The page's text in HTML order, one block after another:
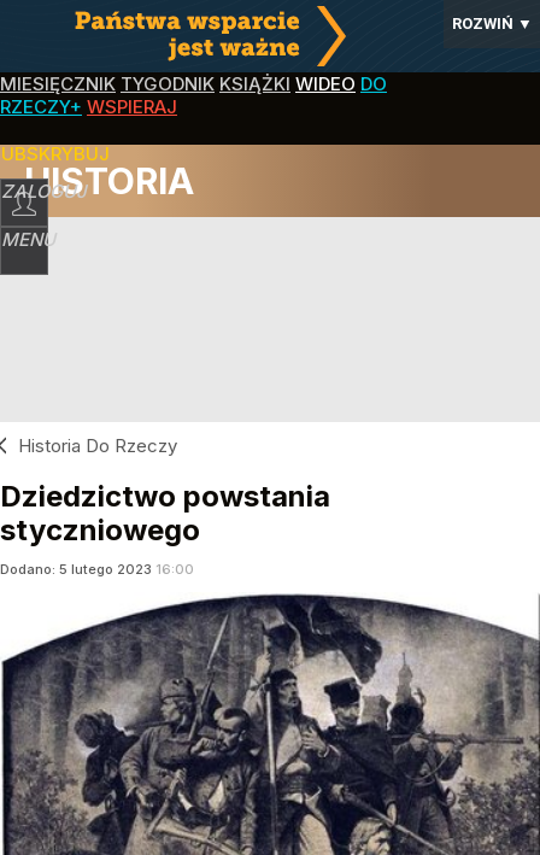
ROZWIŃ ▼
MIESIĘCZNIK TYGODNIK KSIĄŻKI WIDEO DO
RZECZY+ WSPIERAJ
ZALOGUJ
MENU
HISTORIA
Historia Do Rzeczy
Dziedzictwo powstania
styczniowego
Dodano: 5 lutego 2023 16:00